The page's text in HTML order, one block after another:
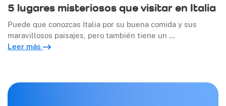
5 lugares misteriosos que visitar en Italia
Puede que conozcas Italia por su buena comida y sus
maravillosos paisajes, pero también tiene un …
Leer más